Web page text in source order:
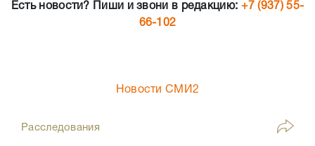
Есть новости? Пиши и звони в редакцию: +7 (937) 55-
66-102
Новости СМИ2
Расследования